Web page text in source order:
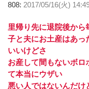
808: 2017/05/16(火)
里帰り先に退院後から
子と夫にお土産はあっ
いいけどさ
お産して間もないボロ
て本当にウザい
悪い人ではないんだけ